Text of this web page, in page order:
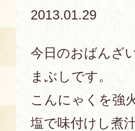
京の食文化に
アクセス
料理教
募集中の教室
展示室
2013.01.29
今日のおばんざ
まぶしです。
こんにゃくを強
塩で味付けし煮